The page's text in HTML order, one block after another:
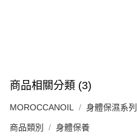
商品相關分類 (3)
MOROCCANOIL 身體保濕系列
商品類別 身體保養